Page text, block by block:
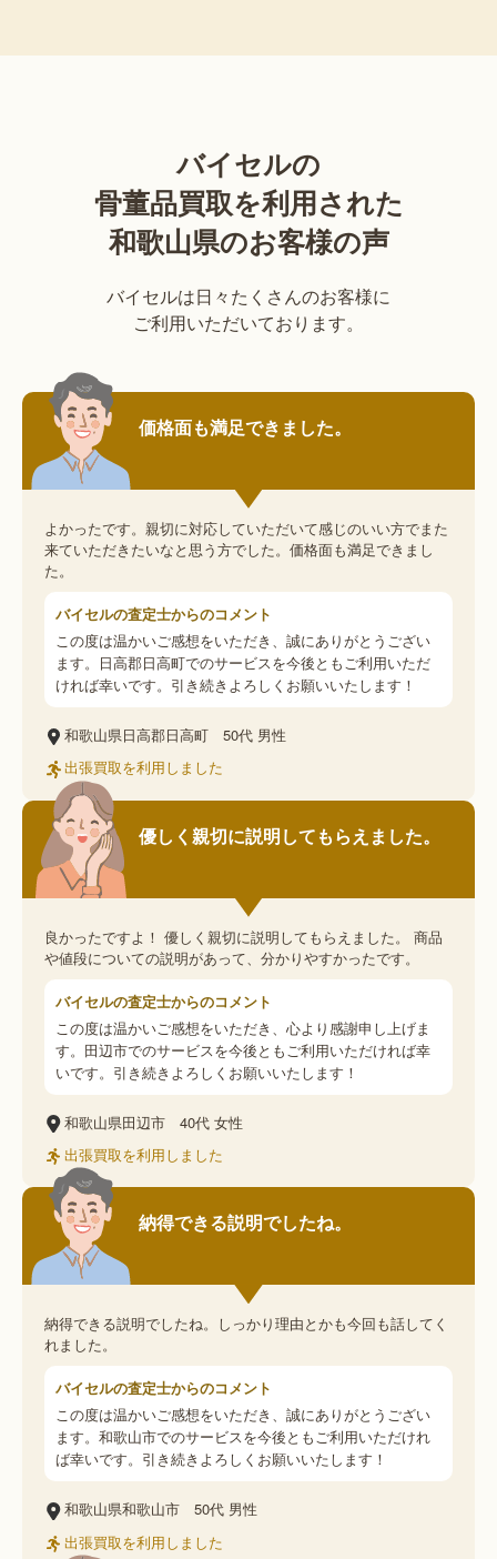
バイセルの
骨董品買取を利用された
和歌山県のお客様の声
バイセルは日々たくさんのお客様に
ご利用いただいております。
価格面も満足できました。
よかったです。親切に対応していただいて感じのいい方でまた
来ていただきたいなと思う方でした。価格面も満足できまし
た。
バイセルの査定士からのコメント
この度は温かいご感想をいただき、誠にありがとうござい
ます。日高郡日高町でのサービスを今後ともご利用いただ
ければ幸いです。引き続きよろしくお願いいたします！
和歌山県日高郡日高町 50代 男性
出張買取を利用しました
優しく親切に説明してもらえました。
良かったですよ！ 優しく親切に説明してもらえました。 商品
や値段についての説明があって、分かりやすかったです。
バイセルの査定士からのコメント
この度は温かいご感想をいただき、心より感謝申し上げま
す。田辺市でのサービスを今後ともご利用いただければ幸
いです。引き続きよろしくお願いいたします！
和歌山県田辺市 40代 女性
出張買取を利用しました
納得できる説明でしたね。
納得できる説明でしたね。しっかり理由とかも今回も話してく
れました。
バイセルの査定士からのコメント
この度は温かいご感想をいただき、誠にありがとうござい
ます。和歌山市でのサービスを今後ともご利用いただけれ
ば幸いです。引き続きよろしくお願いいたします！
和歌山県和歌山市 50代 男性
出張買取を利用しました